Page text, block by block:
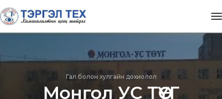
Гал болон хулгайн дохиолол
Монгол УС ТӨҮГ